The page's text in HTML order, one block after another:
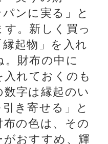
食べ
人間関
良く
。Dr.
ること
幸運
屈に
ない
。楽し
になり
の占い